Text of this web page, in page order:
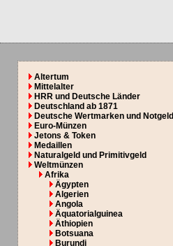
Altertum
Mittelalter
HRR und Deutsche Länder
Deutschland ab 1871
Deutsche Wertmarken und Notgeld
Euro-Münzen
Jetons & Token
Medaillen
Naturalgeld und Primitivgeld
Weltmünzen
Afrika
Ägypten
Algerien
Angola
Äquatorialguinea
Äthiopien
Botsuana
Burundi